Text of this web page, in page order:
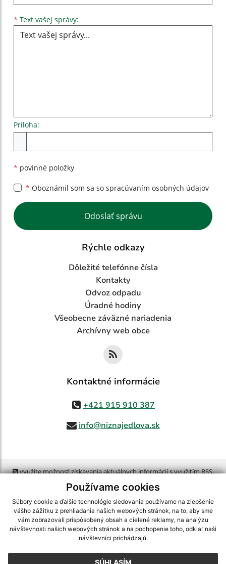
Používame cookies
Súbory cookie a ďalšie technológie sledovania používame na zlepšenie
vášho zážitku z prehliadania našich webových stránok, na to, aby sme
vám zobrazovali prispôsobený obsah a cielené reklamy, na analýzu
návštevnosti našich webových stránok a na pochopenie toho, odkiaľ naši
návštevníci prichádzajú.
* Text vašej správy:
Príloha:
* povinné položky
* Oboznámil som sa so spracúvaním osobných údajov
Google reCaptcha Response
Odoslať správu
Rýchle odkazy
Dôležité telefónne čísla
Kontakty
Odvoz odpadu
Úradné hodiny
Všeobecne záväzné nariadenia
Archívny web obce
Kontaktné informácie
+421 915 910 387
info@niznajedlova.sk
využite možnosť získavania aktuálnych informácií s využitím RSS,
CMS systém (redakčný) systém ECHELON 2, Mapa stránok
webex.digital, s.r.o.,domény,registrácia domény
spoločnosť webex.digital, s.r.o.,technický prevádzkovateľ
Posledná aktualizácia:05.08.2026
Vytlačiť stránku|Vyhlásenie o prístupnosti